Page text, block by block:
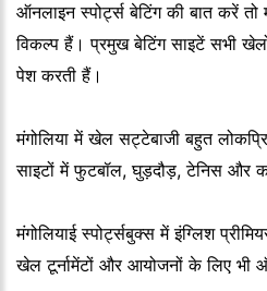
ऑनलाइन स्पोर्ट्स बेटिंग की बात करें
विकल्प हैं। प्रमुख बेटिंग साइटें सभी
पेश करती हैं।
मंगोलिया में खेल सट्टेबाजी बहुत
साइटों में फुटबॉल, घुड़दौड़, टेनिस और
मंगोलियाई स्पोर्ट्सबुक्स में इंग्लिश
खेल टूर्नामेंटों और आयोजनों के लिए भी